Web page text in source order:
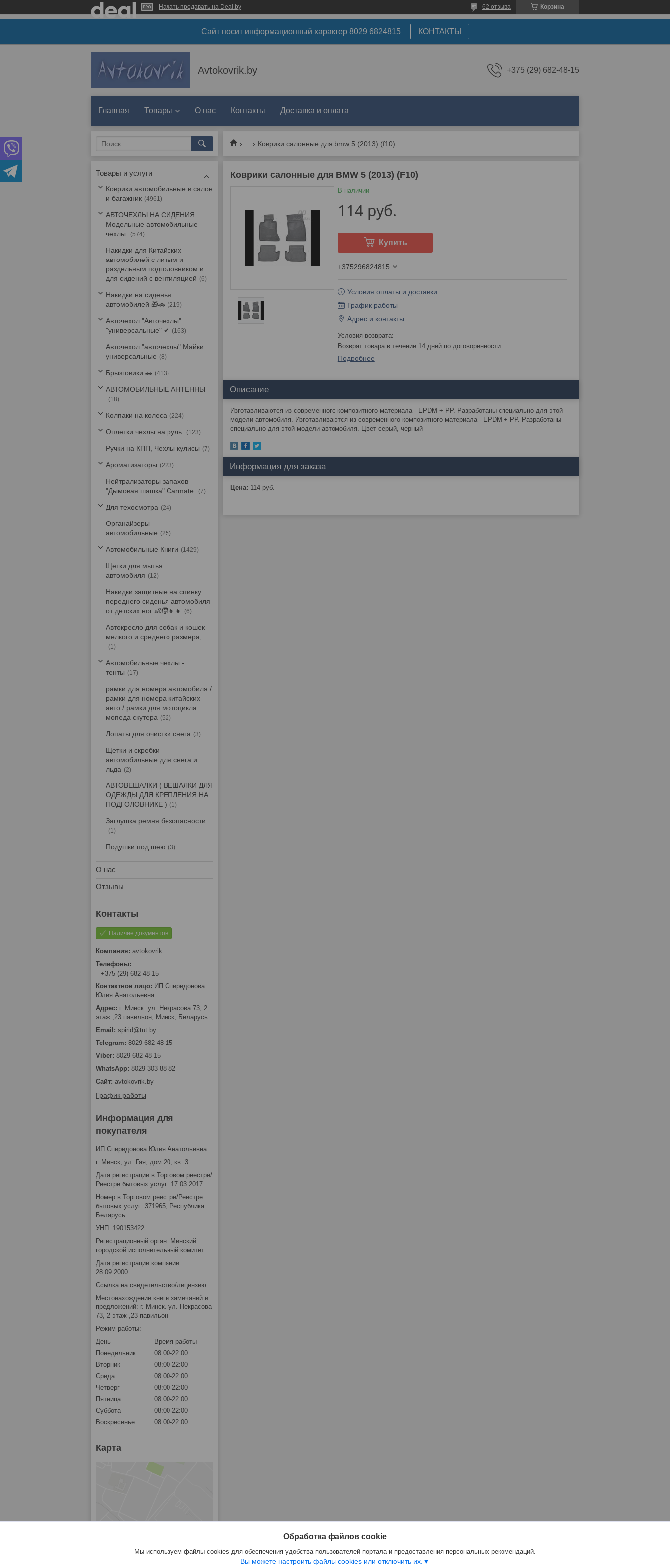
Начать продавать на Deal.by Корзина
62 отзыва
Сайт носит информационный характер 8029 6824815 КОНТАКТЫ
Avtokovrik.by +375 (29) 682-48-15
Главная Товары О нас Контакты Доставка и оплата
Коврики салонные для bmw 5 (2013) (f10)
Коврики салонные для BMW 5 (2013) (F10)
В наличии
114 руб.
Купить
+375296824815
Условия оплаты и доставки
График работы
Адрес и контакты
возврат товара в течение 14 дней по договоренности
Подробнее
Описание
Изготавливаются из современного композитного материала - EPDM + PP. Разработаны специально для этой
модели автомобиля. Изготавливаются из современного композитного материала - EPDM + PP. Разработаны
специально для этой модели автомобиля. Цвет серый, черный
Информация для заказа
Цена: 114 руб.
Товары и услуги
Коврики автомобильные в салон
и багажник
4961
АВТОЧЕХЛЫ НА СИДЕНИЯ.
Модельные автомобильные
чехлы.
574
Накидки для Китайских
автомобилей с литым и
раздельным подголовником и
для сидений с вентиляцией
6
Накидки на сиденья
автомобилей 🎁🚗
219
Авточехол "Авточехлы"
"универсальные" ✔
163
Авточехол "авточехлы" Майки
универсальные
8
Брызговики 🚗 413
АВТОМОБИЛЬНЫЕ АНТЕННЫ
18
Колпаки на колеса 224
Оплетки чехлы на руль 123
Ручки на КПП, Чехлы кулисы 7
Ароматизаторы 223
Нейтрализаторы запахов
"Дымовая шашка" Carmate
7
Для техосмотра 24
Органайзеры
автомобильные
25
Автомобильные Книги 1429
Щетки для мытья
автомобиля
12
Накидки защитные на спинку
переднего сиденья автомобиля
от детских ног 👶🧒👦👧
6
Автокресло для собак и кошек
мелкого и среднего размера,
1
Автомобильные чехлы -
тенты
17
рамки для номера автомобиля /
рамки для номера китайских
авто / рамки для мотоцикла
мопеда скутера
52
Лопаты для очистки снега 3
Щетки и скребки
автомобильные для снега и
льда
2
АВТОВЕШАЛКИ ( ВЕШАЛКИ ДЛЯ
ОДЕЖДЫ ДЛЯ КРЕПЛЕНИЯ НА
ПОДГОЛОВНИКЕ )
1
Заглушка ремня безопасности
1
Подушки под шею 3
О нас
Отзывы
Наличие документов
avtokovrik
+375 (29) 682-48-15
ИП Спиридонова
Юлия Анатольевна
г. Минск. ул. Некрасова 73, 2
этаж ,23 павильон, Минск, Беларусь
spirid@tut.by
8029 682 48 15
8029 682 48 15
8029 303 88 82
avtokovrik.by
График работы
Информация для
покупателя
ИП Спиридонова Юлия Анатольевна
г. Минск, ул. Гая, дом 20, кв. 3
Дата регистрации в Торговом реестре/
Реестре бытовых услуг: 17.03.2017
Номер в Торговом реестре/Реестре
бытовых услуг: 371965, Республика
Беларусь
УНП: 190153422
Регистрационный орган: Минский
городской исполнительный комитет
Дата регистрации компании:
28.09.2000
Ссылка на свидетельство/лицензию
Местонахождение книги замечаний и
предложений: г. Минск. ул. Некрасова
73, 2 этаж ,23 павильон
Режим работы:
День
Время работы
Понедельник
08:00-22:00
Вторник
08:00-22:00
Среда
08:00-22:00
Четверг
08:00-22:00
Пятница
08:00-22:00
Суббота
08:00-22:00
Воскресенье
08:00-22:00
Карта
Обработка файлов cookie
Мы используем файлы cookies для обеспечения удобства пользователей портала и предоставления персональных рекомендаций.
Вы можете настроить файлы cookies или отключить их.